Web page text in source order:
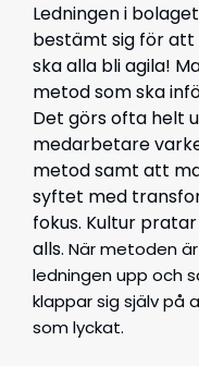
Ledningen i
bestämt sig för att
ska alla bli agila!
metod som ska
Det görs ofta helt
medarbetare
metod samt att
syftet med
fokus. Kultur
alls. När metoden
ledningen upp och
klappar sig själv på
som lyckat.